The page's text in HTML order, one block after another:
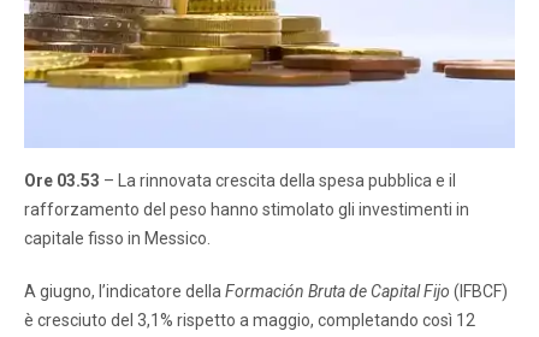
Ore 03.53 – La rinnovata crescita della spesa pubblica e il
rafforzamento del peso hanno stimolato gli investimenti in
capitale fisso in Messico.
A giugno, l’indicatore della Formación Bruta de Capital Fijo (IFBCF)
è cresciuto del 3,1% rispetto a maggio, completando così 12